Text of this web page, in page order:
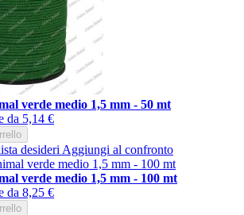
verde medio 1,5 mm - 50 mt
da 5,14 €
desideri Aggiungi al confronto
verde medio 1,5 mm - 100 mt
da 8,25 €